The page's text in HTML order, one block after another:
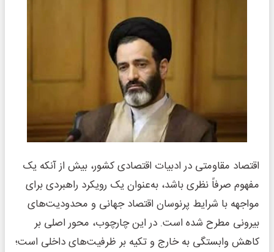
اقتصاد مقاومتی در ادبیات اقتصادی کشور، بیش از آنکه یک
مفهوم صرفاً نظری باشد، به‌عنوان یک رویکرد راهبردی برای
مواجهه با شرایط پرنوسان اقتصاد جهانی و محدودیت‌های
بیرونی مطرح شده است. در این چارچوب، محور اصلی بر
کاهش وابستگی به خارج و تکیه بر ظرفیت‌های داخلی است؛